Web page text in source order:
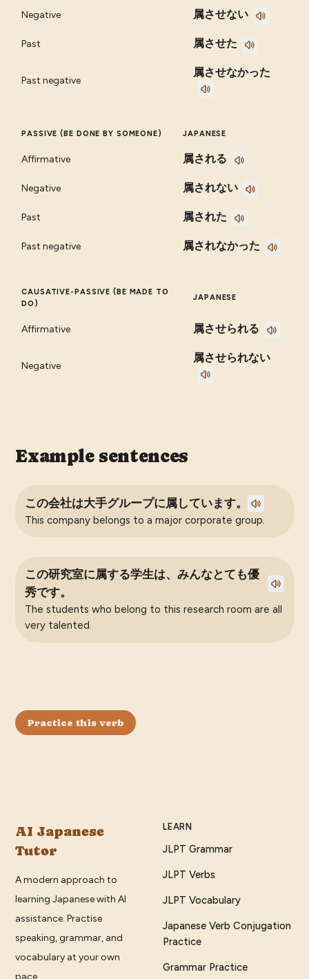
Negative 属させない
Past 属させた
Past negative
属させなかった
PASSIVE (BE DONE BY SOMEONE) JAPANESE
Affirmative 属される
Negative 属されない
Past 属された
Past negative 属されなかった
CAUSATIVE-PASSIVE (BE MADE TO
DO)
JAPANESE
Affirmative 属させられる
Negative
属させられない
Example sentences
この会社は大手グループに属しています。
This company belongs to a major corporate group.
この研究室に属する学生は、みんなとても優
秀です。
The students who belong to this research room are all
very talented.
Practice this verb
AI Japanese
Tutor
A modern approach to
learning Japanese with AI
assistance. Practise
speaking, grammar, and
vocabulary at your own
pace.
LEARN
JLPT Grammar
JLPT Verbs
JLPT Vocabulary
Japanese Verb Conjugation
Practice
Grammar Practice